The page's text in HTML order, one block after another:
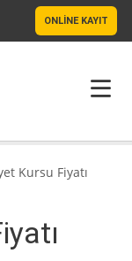
ONLİNE KAYIT
Kursu Fiyatı